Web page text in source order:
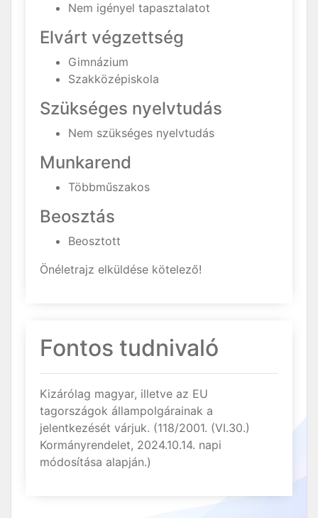
Nem igényel tapasztalatot
Elvárt végzettség
Gimnázium
Szakközépiskola
Szükséges nyelvtudás
Nem szükséges nyelvtudás
Munkarend
Többműszakos
Beosztás
Beosztott
Önéletrajz elküldése kötelező!
Fontos tudnivaló
Kizárólag magyar, illetve az EU
tagországok állampolgárainak a
jelentkezését várjuk. (118/2001. (VI.30.)
Kormányrendelet, 2024.10.14. napi
módosítása alapján.)